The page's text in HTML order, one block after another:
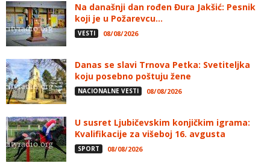
Na današnji dan rođen Đura Jakšić: Pesnik
koji je u Požarevcu...
VESTI 08/08/2026
Danas se slavi Trnova Petka: Svetiteljka
koju posebno poštuju žene
NACIONALNE VESTI 08/08/2026
U susret Ljubičevskim konjičkim igrama:
Kvalifikacije za višeboj 16. avgusta
SPORT 08/08/2026